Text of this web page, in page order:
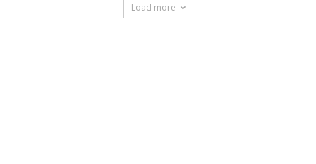
Load more